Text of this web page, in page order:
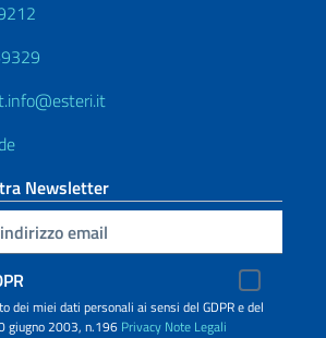
Newsletter
dei miei dati personali ai sensi del GDPR e del
giugno 2003, n.196 Privacy Note Legali